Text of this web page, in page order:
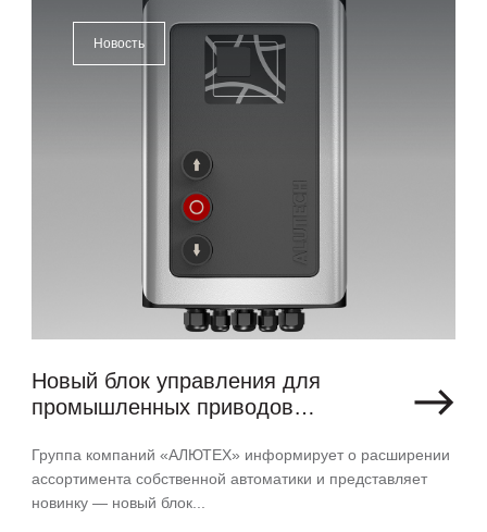
Новость
Новый блок управления для
промышленных приводов
Группа компаний «АЛЮТЕХ» информирует о расширении
ассортимента собственной автоматики и представляет
новинку — новый блок...